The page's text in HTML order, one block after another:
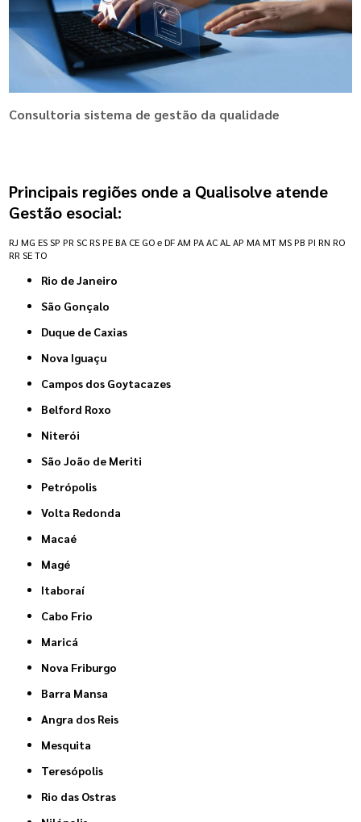
Consultoria sistema de gestão da qualidade
Principais regiões onde a Qualisolve atende
Gestão esocial:
RJ MG ES SP PR SC RS PE BA CE GO e DF AM PA AC AL AP MA MT MS PB PI RN RO
RR SE TO
Rio de Janeiro
São Gonçalo
Duque de Caxias
Nova Iguaçu
Campos dos Goytacazes
Belford Roxo
Niterói
São João de Meriti
Petrópolis
Volta Redonda
Macaé
Magé
Itaboraí
Cabo Frio
Maricá
Nova Friburgo
Barra Mansa
Angra dos Reis
Mesquita
Teresópolis
Rio das Ostras